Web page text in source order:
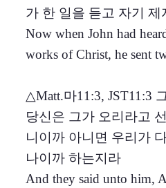
가 한 일을 듣고 자기 제
Now when John had
works of Christ, he sent
△Matt.마11:3, JST11:3
당신은 그가 오리라고
니이까 아니면 우리가
나이까 하는지라
And they said unto him,